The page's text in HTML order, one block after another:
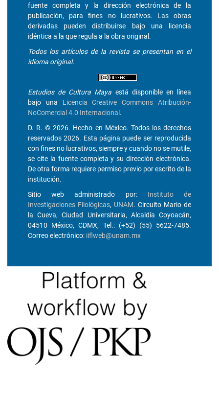
fuente completa y la dirección electrónica de la
publicación, para fines no lucrativos. Las obras
derivadas pueden distribuirse bajo una licencia
idéntica a la que regula a la obra original.
Todos los artículos de la revista se presentan en el
idioma original.
Estudios de Cultura Maya está disponible en línea
bajo una Licencia Creative Commons Atribución-
NoComercial 4.0 Internacional .
D. R. © 2026. Hecho en México. Todos los derechos
reservados 2026. Esta página puede ser reproducida
con fines no lucrativos, siempre y cuando no se mutile,
se cite la fuente completa y su dirección electrónica.
De otra forma requiere permiso previo por escrito de la
institución.
Sitio web administrado por: Instituto de
Investigaciones Filológicas, UNAM. Circuito Mario de
la Cueva, Ciudad Universitaria, Alcaldía Coyoacán,
04510 México, CDMX, Tel.: (+52) (55) 5622-7485.
Correo electrónico: iiflweb@unam.mx